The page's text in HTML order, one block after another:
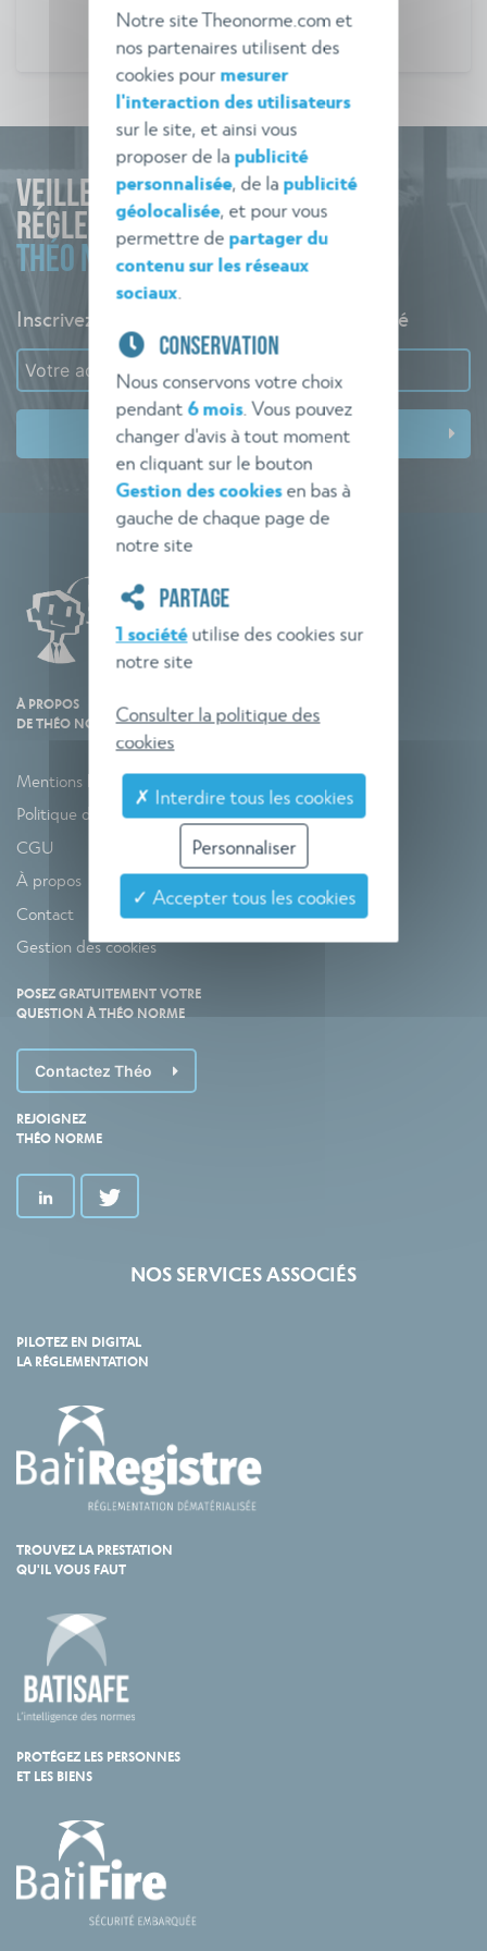
VEILLE
RÉGLEMENTAIRE
THÉO NORME
Inscrivez-vous à l'alerte pour rester informé
À PROPOS
DE THÉO NORME
Mentions légales
Politique de confidentialité
CGU
À propos
Contact
Gestion des cookies
POSEZ GRATUITEMENT VOTRE
QUESTION À THÉO NORME
Contactez Théo
REJOIGNEZ
THÉO NORME
NOS SERVICES ASSOCIÉS
PILOTEZ EN DIGITAL
LA RÉGLEMENTATION
TROUVEZ LA PRESTATION
QU'IL VOUS FAUT
PROTÉGEZ LES PERSONNES
ET LES BIENS
Notre site Theonorme.com et
nos partenaires utilisent des
cookies pour mesurer
l'interaction des utilisateurs
sur le site, et ainsi vous
proposer de la publicité
personnalisée, de la publicité
géolocalisée, et pour vous
permettre de partager du
contenu sur les réseaux
sociaux
CONSERVATION
Nous conservons votre choix
pendant6 mois. Vous pouvez
changer d'avis à tout moment
en cliquant sur le bouton
Gestion des cookiesen bas à
gauche de chaque page de
notre site
PARTAGE
1 sociétéutilise des cookies sur
notre site
Consulter la politique des
cookies
✗ Interdire tous les cookies
Personnaliser
✓ Accepter tous les cookies